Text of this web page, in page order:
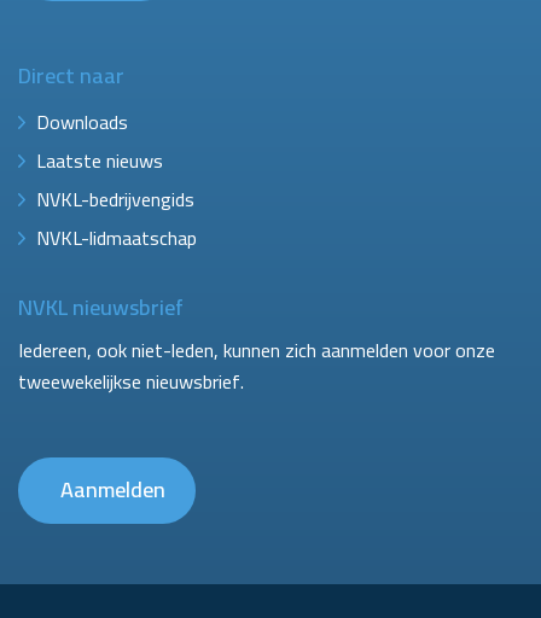
Direct naar
Downloads
Laatste nieuws
NVKL-bedrijvengids
NVKL-lidmaatschap
NVKL nieuwsbrief
Iedereen, ook niet-leden, kunnen zich aanmelden voor onze
tweewekelijkse nieuwsbrief.
Aanmelden